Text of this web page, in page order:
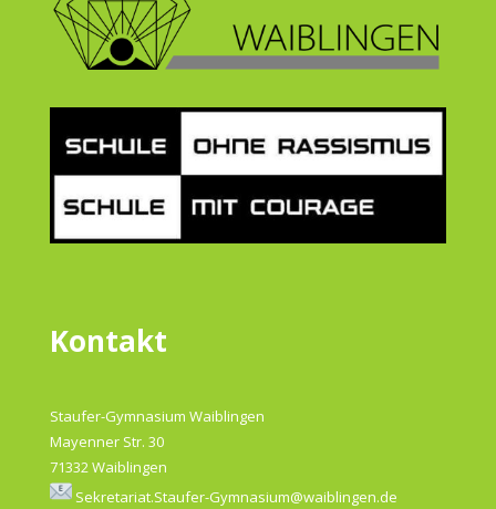
Kontakt
Staufer-Gymnasium Waiblingen
Mayenner Str. 30
71332 Waiblingen
Sekretariat.Staufer-Gymnasium@waiblingen.de